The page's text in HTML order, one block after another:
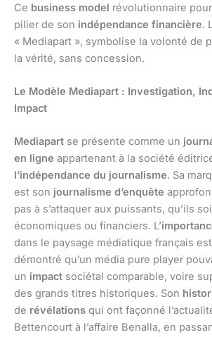
Ce business model révolutionnaire
pilier de son indépendance financière.
« Mediapart », symbolise la volonté de
la vérité, sans concession.
Le Modèle Mediapart : Investigation,
Impact
Mediapart se présente comme un
en ligne appartenant à la société
l’indépendance du journalisme. Sa
est son journalisme d’enquête
pas à s’attaquer aux puissants, qu’ils
économiques ou financiers. L’
dans le paysage médiatique français
démontré qu’un média pure player
un impact sociétal comparable, voire
des grands titres historiques. Son
de révélations qui ont façonné
Bettencourt à l’affaire Benalla, en